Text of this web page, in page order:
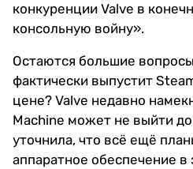
конкуренции Valve в
консольную войну».
Остаются большие
фактически выпустит
цене? Valve недавно
Machine может не выйти
уточнила, что всё ещё
аппаратное обеспечение в